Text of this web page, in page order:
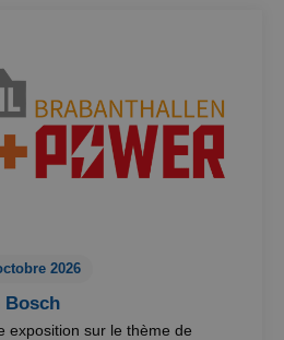
2026
Bosch
exposition sur le thème de